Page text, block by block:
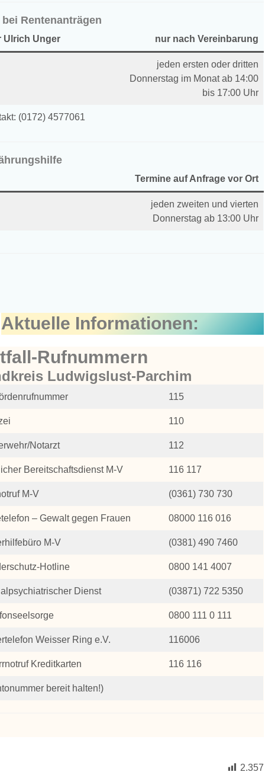
Rentenanträgen
Ulrich Unger nur nach Vereinbarung
jeden ersten oder dritten
Donnerstag im Monat ab 14:00
bis 17:00 Uhr
(0172) 4577061
Termine auf Anfrage vor Ort
jeden zweiten und vierten
Donnerstag ab 13:00 Uhr
Aktuelle Informationen:
Rufnummern
Ludwigslust-Parchim
115
110
Notarzt 112
Bereitschaftsdienst M-V 116 117
M-V (0361) 730 730
– Gewalt gegen Frauen 08000 116 016
M-V (0381) 490 7460
Hotline 0800 141 4007
Dienst (03871) 722 5350
0800 111 0 111
Weisser Ring e.V. 116006
Kreditkarten 116 116
bereit halten!)
2.357